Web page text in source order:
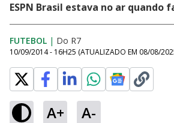
ESPN Brasil estava no ar quando
FUTEBOL | Do R7
10/09/2014 - 16H25 (ATUALIZADO EM 08/08/
A+ A-